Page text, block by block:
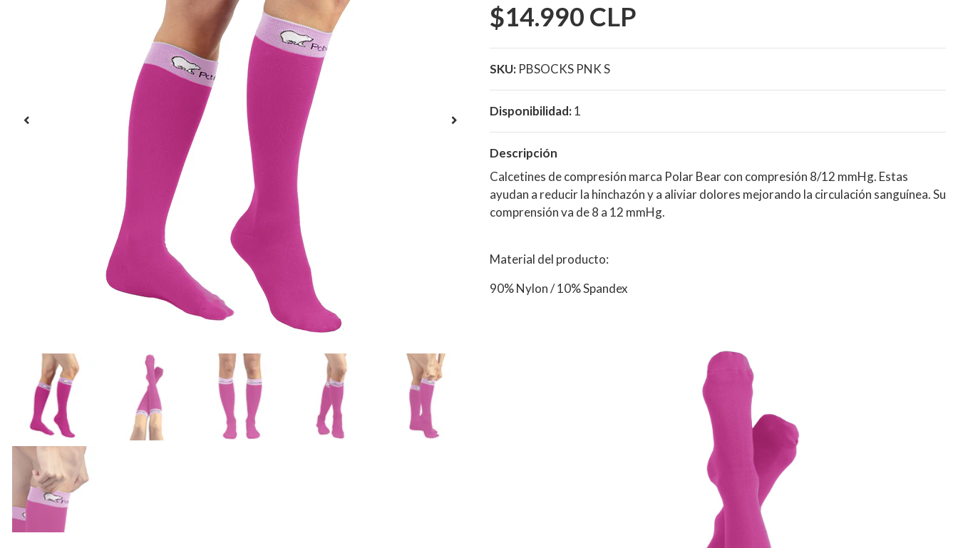
$14.990 CLP
SKU: PBSOCKS PNK S
Disponibilidad:1
Descripción
Calcetines de compresión marca Polar Bear con compresión 8/12 mmHg. Estas
ayudan a reducir la hinchazón y a aliviar dolores mejorando la circulación sanguínea. Su
comprensión va de 8 a 12 mmHg.
Material del producto:
90% Nylon / 10% Spandex